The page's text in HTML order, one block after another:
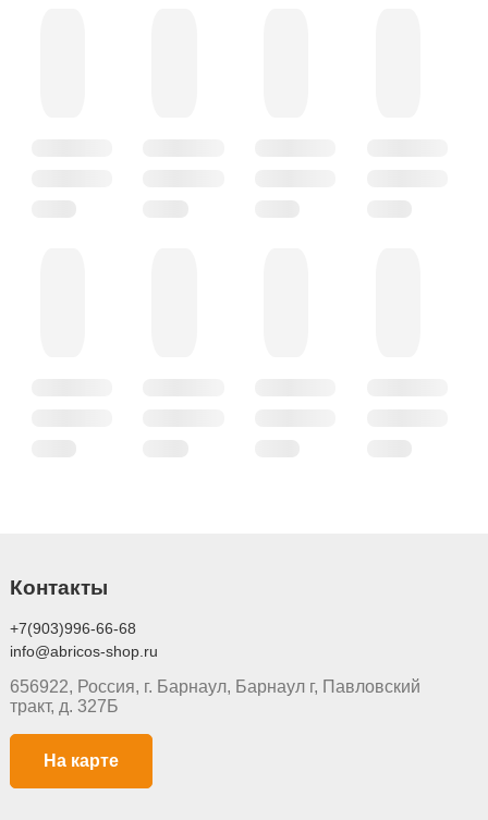
Контакты
+7(903)996-66-68
info@abricos-shop.ru
656922, Россия, г. Барнаул, Барнаул г, Павловский
тракт, д. 327Б
На карте